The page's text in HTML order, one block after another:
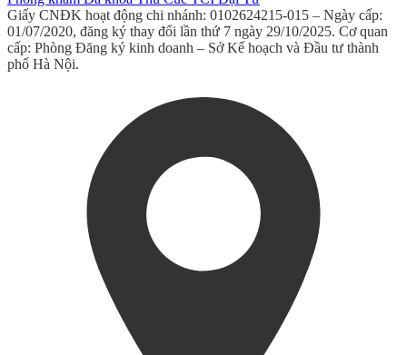
Giấy CNĐK hoạt động chi nhánh: 0102624215-015 – Ngày cấp:
01/07/2020, đăng ký thay đổi lần thứ 7 ngày 29/10/2025. Cơ quan
cấp: Phòng Đăng ký kinh doanh – Sở Kế hoạch và Đầu tư thành
phố Hà Nội.